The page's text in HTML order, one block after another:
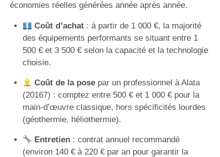
économies réelles générées année après année.
Coût d’achat: à partir de 1 000 €, la majorité
des équipements performants se situant entre 1
500 € et 3 500 € selon la capacité et la technologie
choisie.
Coût de la posepar un professionnel à Alata
(20167) : comptez entre 500 € et 1 000 € pour la
main-d’œuvre classique, hors spécificités lourdes
(géothermie, héliothermie).
Entretien: contrat annuel recommandé
(environ 140 € à 220 € par an pour garantir la